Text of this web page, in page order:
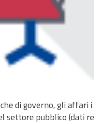
di governo, gli affari i
settore pubblico (dati re